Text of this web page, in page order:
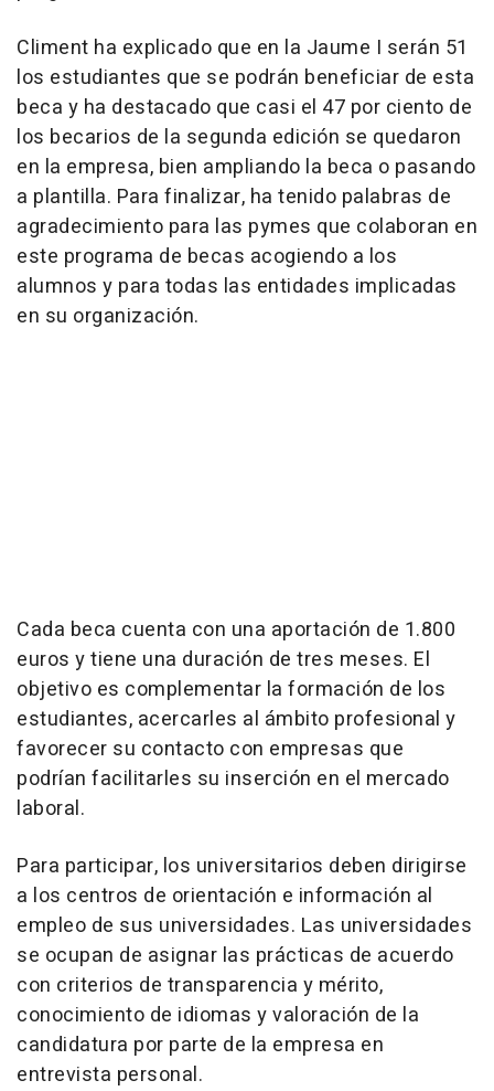
Climent ha explicado que en la Jaume I serán 51
los estudiantes que se podrán beneficiar de esta
beca y ha destacado que casi el 47 por ciento de
los becarios de la segunda edición se quedaron
en la empresa, bien ampliando la beca o pasando
a plantilla. Para finalizar, ha tenido palabras de
agradecimiento para las pymes que colaboran en
este programa de becas acogiendo a los
alumnos y para todas las entidades implicadas
en su organización.
Cada beca cuenta con una aportación de 1.800
euros y tiene una duración de tres meses. El
objetivo es complementar la formación de los
estudiantes, acercarles al ámbito profesional y
favorecer su contacto con empresas que
podrían facilitarles su inserción en el mercado
laboral.
Para participar, los universitarios deben dirigirse
a los centros de orientación e información al
empleo de sus universidades. Las universidades
se ocupan de asignar las prácticas de acuerdo
con criterios de transparencia y mérito,
conocimiento de idiomas y valoración de la
candidatura por parte de la empresa en
entrevista personal.